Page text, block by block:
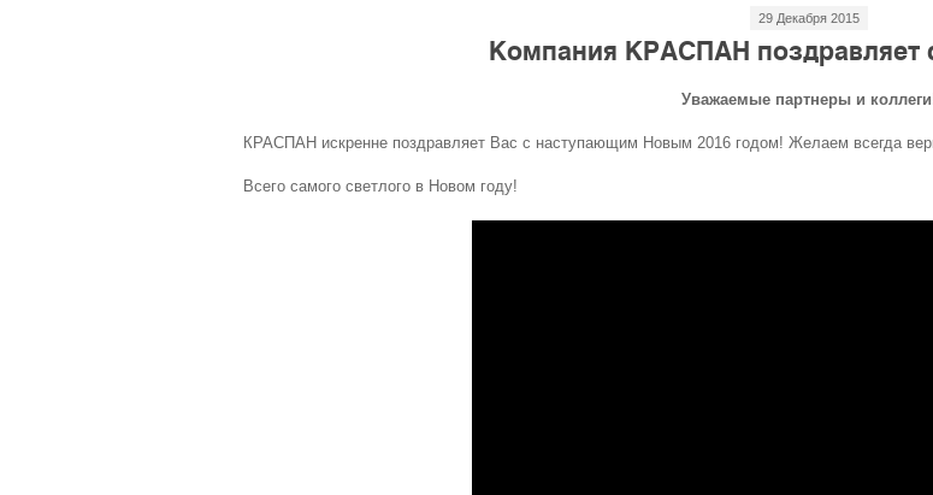
29 Декабря 2015
Компания КРАСПАН поздравляет
Уважаемые партнеры и
КРАСПАН искренне поздравляет Вас с наступающим Новым 2016 годом! Желаем всегда
Всего самого светлого в Новом году!